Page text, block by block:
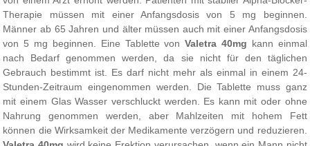
Therapie müssen mit einer Anfangsdosis von 5 mg beginnen.
Männer ab 65 Jahren und älter müssen auch mit einer Anfangsdosis
von 5 mg beginnen. Eine Tablette vonValetra 40mg kann einmal
nach Bedarf genommen werden, da sie nicht für den täglichen
Gebrauch bestimmt ist. Es darf nicht mehr als einmal in einem 24-
Stunden-Zeitraum eingenommen werden. Die Tablette muss ganz
mit einem Glas Wasser verschluckt werden. Es kann mit oder ohne
Nahrung genommen werden, aber Mahlzeiten mit hohem Fett
können die Wirksamkeit der Medikamente verzögern und reduzieren.